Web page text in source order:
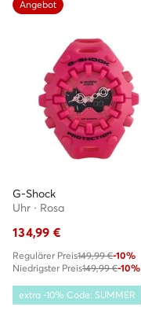
Angebot
G-Shock
Uhr · Rosa
134,99 €
Regulärer Preis149,99 €-10%
Niedrigster Preis149,99 €-10%
extra -10% Code: SUMMER